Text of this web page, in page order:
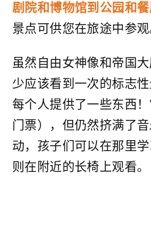
剧院和博物馆到公园和
景点可供您在旅途中参观
虽然自由女神像和帝国
少应该看到一次的标志
每个人提供了一些东西
门票），但仍然挤满了
动，孩子们可以在那里
则在附近的长椅上观看。